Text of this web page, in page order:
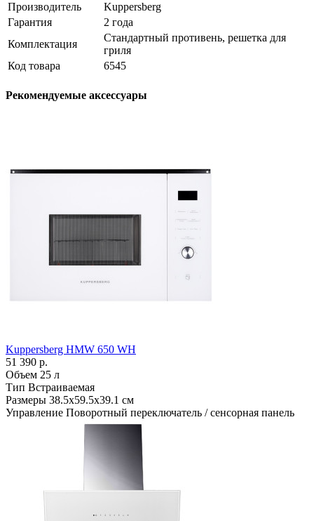
Производитель
Kuppersberg
Гарантия
2 года
Комплектация
Стандартный противень, решетка для
гриля
Код товара
6545
Рекомендуемые аксессуары
Kuppersberg HMW 650 WH
51 390 р.
Объем 25 л
Тип Встраиваемая
Размеры 38.5х59.5х39.1 см
Управление Поворотный переключатель / сенсорная панель